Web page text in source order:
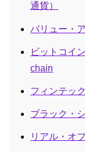
通貨）
バリュー・
ビットコイ
chain
フィンテッ
ブラック・
リアル・オ